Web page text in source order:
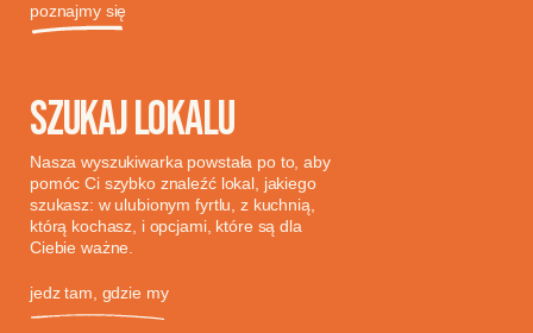
poznajmy się
SZUKAJ LOKALU
Nasza wyszukiwarka powstała po to, aby
pomóc Ci szybko znaleźć lokal, jakiego
szukasz: w ulubionym fyrtlu, z kuchnią,
którą kochasz, i opcjami, które są dla
Ciebie ważne.
jedz tam, gdzie my